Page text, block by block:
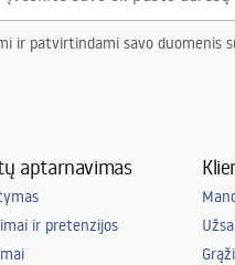
ir patvirtindami savo duomenis
aptarnavimas
ir pretenzijos